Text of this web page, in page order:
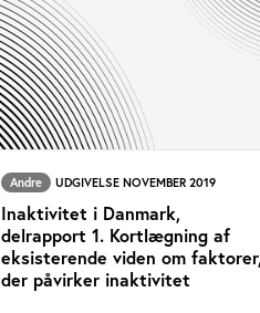
Andre UDGIVELSE NOVEMBER 2019
Inaktivitet i Danmark,
delrapport 1. Kortlægning af
eksisterende viden om faktorer,
der påvirker inaktivitet